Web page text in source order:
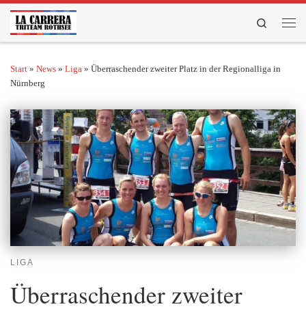
Zum Inhalt springen
Search
Start » News » Liga » Überraschender zweiter Platz in der Regionalliga in
Nürnberg
LIGA
Überraschender zweiter